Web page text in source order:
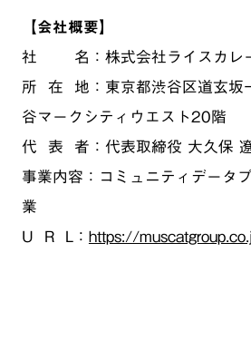
【会社概要】
社 名：株式会社ライスカレ
所 在 地：東京都渋谷区道玄坂
谷マークシティウエスト20階
代 表 者：代表取締役 大久保
事業内容：コミュニティデータ
業
U R L： https://